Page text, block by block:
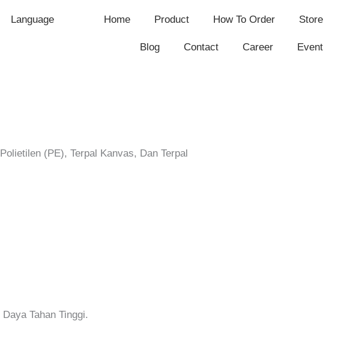
Language Home Product How To Order Store
Blog Contact Career Event
(PE), Terpal Kanvas, Dan Terpal
Tahan Tinggi.